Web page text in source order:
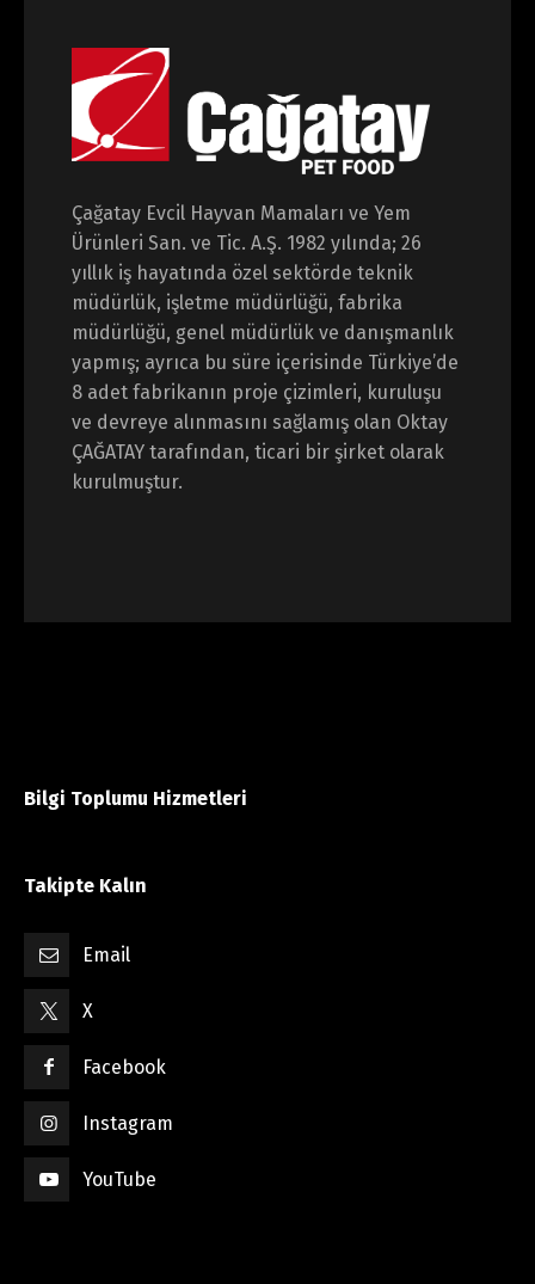
Çağatay Evcil Hayvan Mamaları ve Yem
Ürünleri San. ve Tic. A.Ş. 1982 yılında; 26
yıllık iş hayatında özel sektörde teknik
müdürlük, işletme müdürlüğü, fabrika
müdürlüğü, genel müdürlük ve danışmanlık
yapmış; ayrıca bu süre içerisinde Türkiye’de
8 adet fabrikanın proje çizimleri, kuruluşu
ve devreye alınmasını sağlamış olan Oktay
ÇAĞATAY tarafından, ticari bir şirket olarak
kurulmuştur.
Bilgi Toplumu Hizmetleri
Takipte Kalın
Email
X
Facebook
Instagram
YouTube